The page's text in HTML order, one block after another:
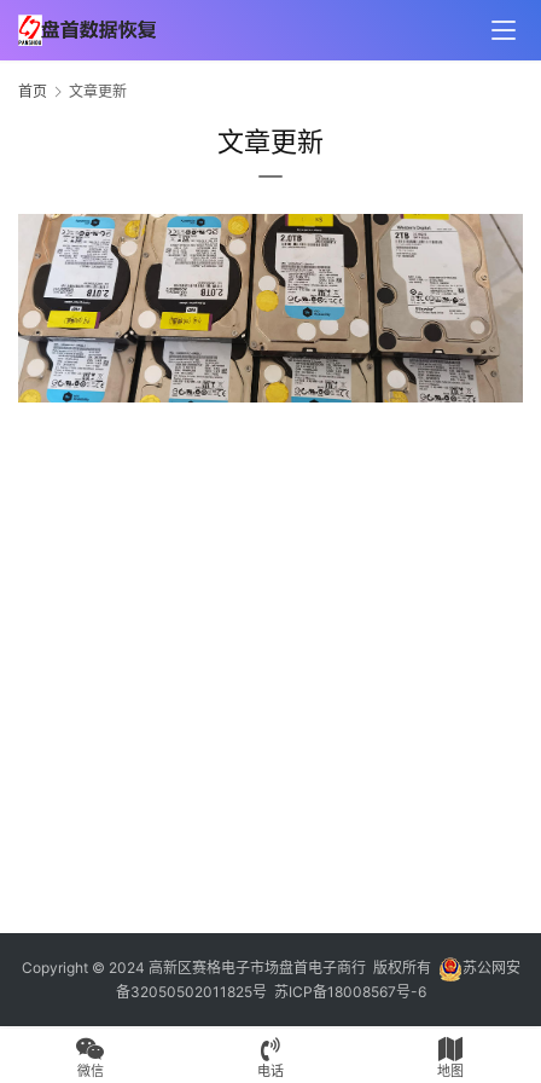
首页 文章更新
文章更新
Copyright © 2024 高新区赛格电子市场盘首电子商行 版权所有
苏公网安
备32050502011825号 苏ICP备18008567号-6
微信 电话 地图